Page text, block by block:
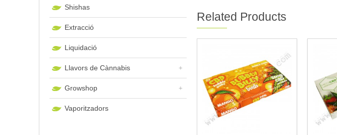
Shishas
Extracció
Liquidació
Llavors de Cànnabis
Growshop
Vaporitzadors
Related Products